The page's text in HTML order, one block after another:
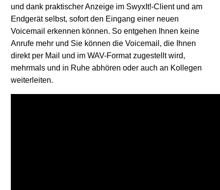
gestalten
Swyx LIVE: Skype for Business zusammen mit Swyx
nutzen
SwyxIt! LIVE: Individuelles Anrufmanagement mit dem
Call Routing Manager
und dank praktischer Anzeige im SwyxIt!-Client und am
Endgerät selbst, sofort den Eingang einer neuen
Voicemail erkennen können. So entgehen Ihnen keine
Anrufe mehr und Sie können die Voicemail, die Ihnen
direkt per Mail und im WAV-Format zugestellt wird,
mehrmals und in Ruhe abhören oder auch an Kollegen
weiterleiten.